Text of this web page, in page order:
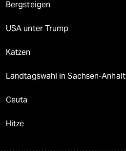
Bergsteigen
USA unter Trump
Katzen
Landtagswahl in Sachsen-Anhalt
Ceuta
Hitze